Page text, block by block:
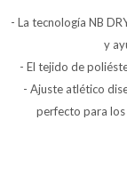
- La tecnología NB
y
- El tejido de
- Ajuste atlético
perfecto para